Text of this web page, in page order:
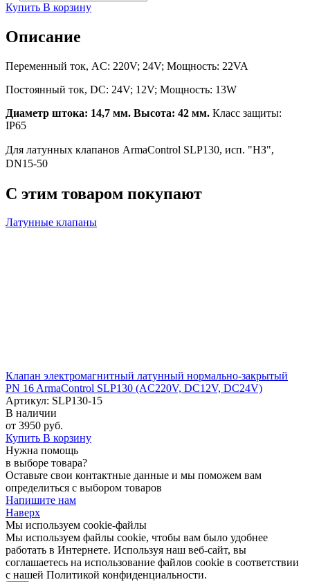
Купить В корзину
Описание
Переменный ток, AC: 220V; 24V; Мощность: 22VA
Постоянный ток, DC: 24V; 12V; Мощность: 13W
Диаметр штока: 14,7 мм. Высота: 42 мм. Класс защиты:
IP65
Для латунных клапанов ArmaControl SLP130, исп. "НЗ",
DN15-50
С этим товаром покупают
Латунные клапаны
Клапан электромагнитный латунный нормально-закрытый
PN 16 ArmaControl SLP130 (AC220V, DC12V, DC24V)
Артикул: SLP130-15
В наличии
от 3950 руб.
Купить В корзину
Нужна помощь
в выборе товара?
Оставьте свои контактные данные и мы поможем вам
определиться с выбором товаров
Напишите нам
Наверх
Мы используем cookie-файлы
Мы используем файлы cookie, чтобы вам было удобнее
работать в Интернете. Используя наш веб-сайт, вы
соглашаетесь на использование файлов cookie в соответствии
с нашей Политикой конфиденциальности.